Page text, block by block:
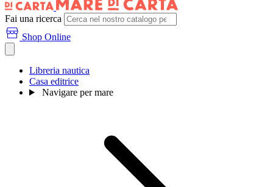
Fai una ricerca
Shop Online
Libreria nautica
Casa editrice
Navigare per mare